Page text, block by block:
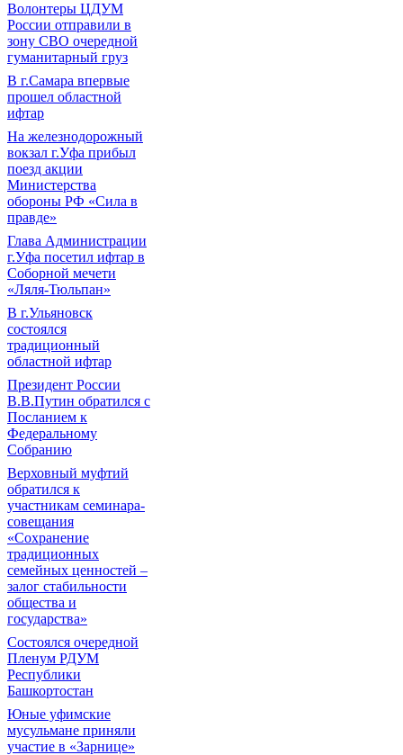
Волонтеры ЦДУМ
России отправили в
зону СВО очередной
гуманитарный груз
В г.Самара впервые
прошел областной
ифтар
На железнодорожный
вокзал г.Уфа прибыл
поезд акции
Министерства
обороны РФ «Сила в
правде»
Глава Администрации
г.Уфа посетил ифтар в
Соборной мечети
«Ляля-Тюльпан»
В г.Ульяновск
состоялся
традиционный
областной ифтар
Президент России
В.В.Путин обратился с
Посланием к
Федеральному
Собранию
Верховный муфтий
обратился к
участникам семинара-
совещания
«Сохранение
традиционных
семейных ценностей –
залог стабильности
общества и
государства»
Состоялся очередной
Пленум РДУМ
Республики
Башкортостан
Юные уфимские
мусульмане приняли
участие в «Зарнице»